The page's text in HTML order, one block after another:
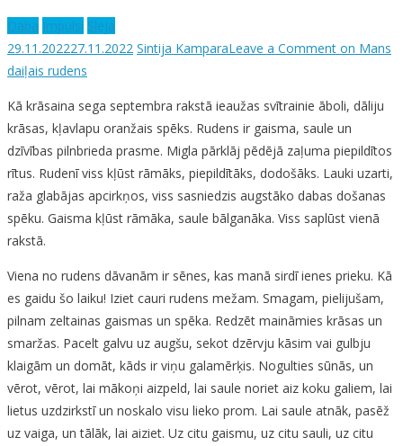
Daba Impulsi Sleja
29.11.202227.11.2022 Sintija KamparaLeave a Comment on Mans
daiļais rudens
Kā krāsaina sega septembra rakstā ieaužas svītrainie āboli, dāliju
krāsas, kļavlapu oranžais spēks. Rudens ir gaisma, saule un
dzīvības pilnbrieda prasme. Migla pārklāj pēdējā zaļuma piepildītos
rītus. Rudenī viss kļūst rāmāks, piepildītāks, dodošāks. Lauki uzarti,
raža glabājas apcirkņos, viss sasniedzis augstāko dabas došanas
spēku. Gaisma kļūst rāmāka, saule bālganāka. Viss saplūst vienā
rakstā.
Viena no rudens dāvanām ir sēnes, kas manā sirdī ienes prieku. Kā
es gaidu šo laiku! Iziet cauri rudens mežam. Smagam, pielijušam,
pilnam zeltainas gaismas un spēka. Redzēt maināmies krāsas un
smaržas. Pacelt galvu uz augšu, sekot dzērvju kāsim vai gulbju
klaigām un domāt, kāds ir viņu galamērķis. Nogulties sūnās, un
vērot, vērot, lai mākoņi aizpeld, lai saule noriet aiz koku galiem, lai
lietus uzdzirkstī un noskalo visu lieko prom. Lai saule atnāk, pasēž
uz vaiga, un tālāk, lai aiziet. Uz citu gaismu, uz citu sauli, uz citu